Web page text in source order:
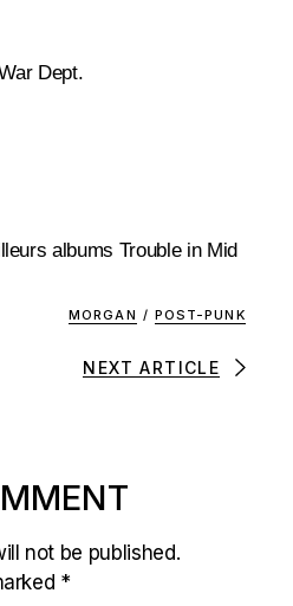
Dept.
albums Trouble in Mid
MORGAN / POST-PUNK
NEXT ARTICLE
not be published.
*